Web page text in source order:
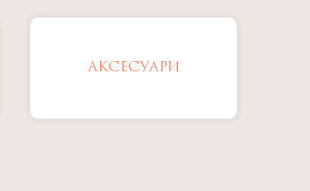
АКСЕСУАРИ